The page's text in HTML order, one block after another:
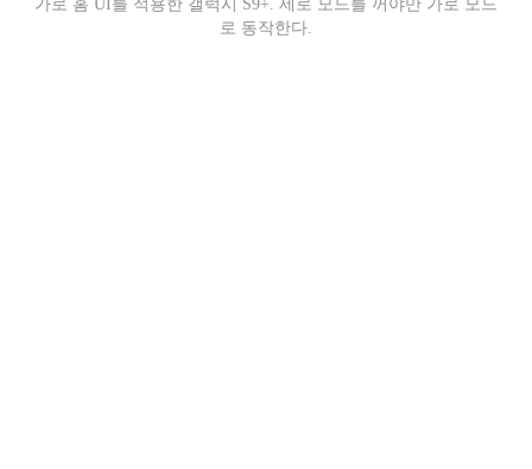
가로 홈 UI를 적용한 갤럭시 S9+. 세로 모드를 꺼야만 가로 모드
로 동작한다.